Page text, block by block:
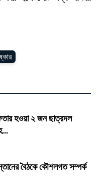
হওয়া ২ জন ছাত্রদল
বৈঠকে কৌশলগত সম্পর্ক